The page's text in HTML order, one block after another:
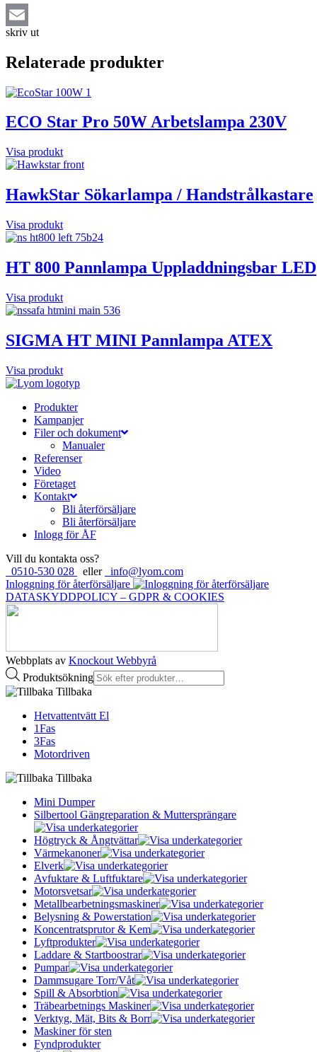
Email
skriv ut
Relaterade produkter
ECO Star Pro 50W Arbetslampa 230V
Visa produkt
HawkStar Sökarlampa / Handstrålkastare
Visa produkt
HT 800 Pannlampa Uppladdningsbar LED
Visa produkt
SIGMA HT MINI Pannlampa ATEX
Visa produkt
Produkter
Kampanjer
Filer och dokument
Manualer
Referenser
Video
Företaget
Kontakt
Bli återförsäljare
Bli återförsäljare
Inlogg för ÅF
Vill du kontakta oss?
0510-530 028
eller
info@lyom.com
Inloggning för återförsäljare
DATASKYDDPOLICY – GDPR & COOKIES
Webbplats av Knockout Webbyrå
Produktsökning
Tillbaka
Hetvattentvätt El
1Fas
3Fas
Motordriven
Tillbaka
Mini Dumper
Silbertool Gängreparation & Muttersprängare
Högtryck & Ångtvättar
Värmekanoner
Elverk
Avfuktare & Luftfuktare
Motorsvetsar
Metallbearbetningsmaskiner
Belysning & Powerstation
Koncentratsprutor & Kem
Lyftprodukter
Laddare & Startboostrar
Pumpar
Dammsugare Torr/Våt
Spill & Absorbtion
Träbearbetnings Maskiner
Verktyg, Mät, Bits & Borr
Maskiner för sten
Fyndprodukter